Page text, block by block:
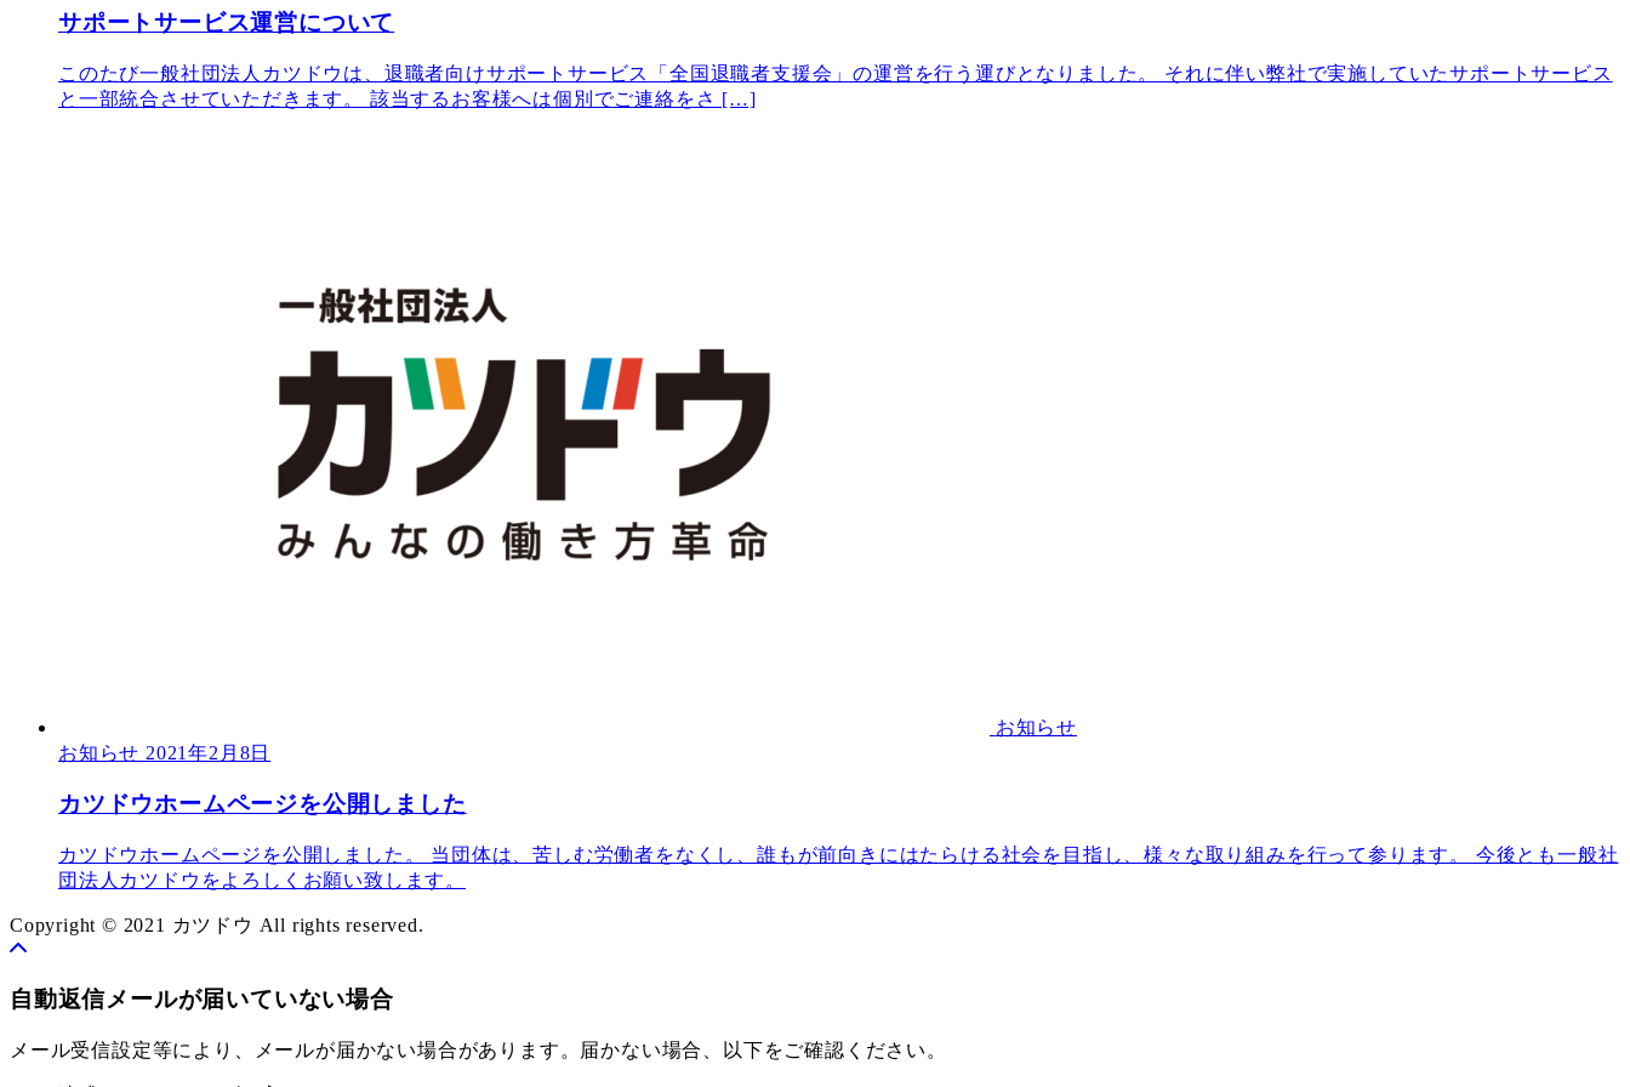
サポートサービス運営について
このたび一般社団法人カツドウは、退職者向けサポートサービス「全国退職者支援会」の運営を行う運びとなりました。 それに伴い弊社で実施していたサポートサービス
と一部統合させていただきます。 該当するお客様へは個別でご連絡をさ […]
お知らせ
お知らせ 2021年2月8日
カツドウホームページを公開しました
カツドウホームページを公開しました。 当団体は、苦しむ労働者をなくし、誰もが前向きにはたらける社会を目指し、様々な取り組みを行って参ります。 今後とも一般社
団法人カツドウをよろしくお願い致します。
Copyright © 2021 カツドウ All rights reserved.
自動返信メールが届いていない場合
メール受信設定等により、メールが届かない場合があります。届かない場合、以下をご確認ください。